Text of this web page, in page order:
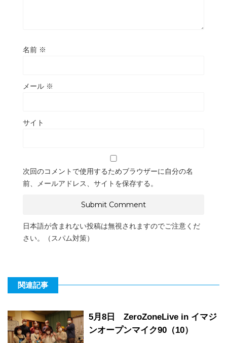
名前 ※
メール ※
サイト
次回のコメントで使用するためブラウザーに自分の名
前、メールアドレス、サイトを保存する。
日本語が含まれない投稿は無視されますのでご注意くだ
さい。（スパム対策）
関連記事
5月8日 ZeroZoneLive in イマジ
ンオープンマイク90（10）